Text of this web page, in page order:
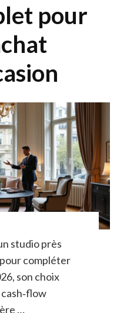
pour
studio près
compléter
son choix
…